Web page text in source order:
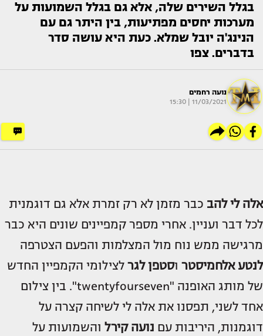
בגלל השירים שלה, אלא גם בגלל השמועות על
מערכות יחסים מפתיעות, בין היתר גם עם
הנינג'ה יובל שמלא. כעת היא עושה סדר
בדברים. צפו
נועה רחמים
11/03/2021 | 15:30
אלה לי להב כבר מזמן לא רק זמרת אלא גם דוגמנית
לכל דבר ועניין. אחרי מספר קמפיינים שונים היא כבר
מרגישה ממש נוח מול המצלמות והפעם הצטרפה
לנטע אלחמיסטר וסטפן לגר לצילומי הקמפיין החדש
של מותג האופנה "twentyfourseven". בין צילום
אחד לשני, תפסנו את אלה לי לשיחה קצרה על
דוגמנות, היריבות עם נועה קירל והשמועות על